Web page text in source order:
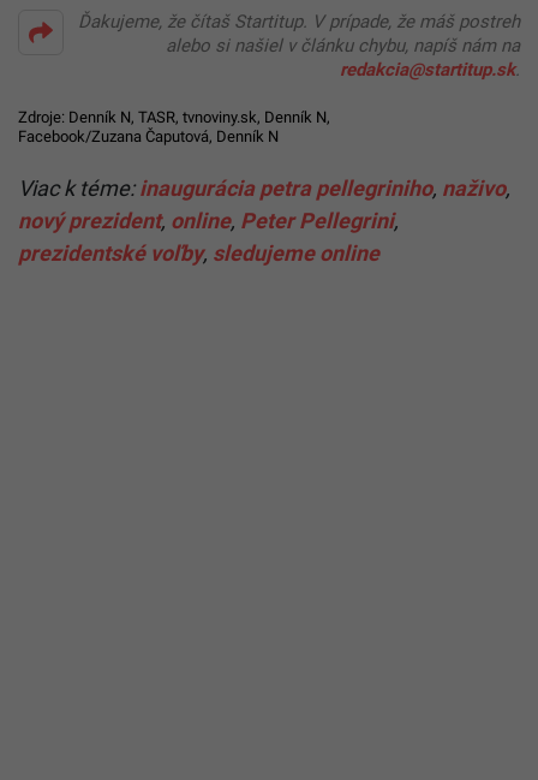
Ďakujeme, že čítaš Startitup. V prípade, že máš postreh
alebo si našiel v článku chybu, napíš nám na
redakcia@startitup.sk.
Zdroje: Denník N, TASR, tvnoviny.sk, Denník N,
Facebook/Zuzana Čaputová, Denník N
Viac k téme:inaugurácia petra pellegriniho, naživo,
nový prezident, online, Peter Pellegrini,
prezidentské voľby, sledujeme online